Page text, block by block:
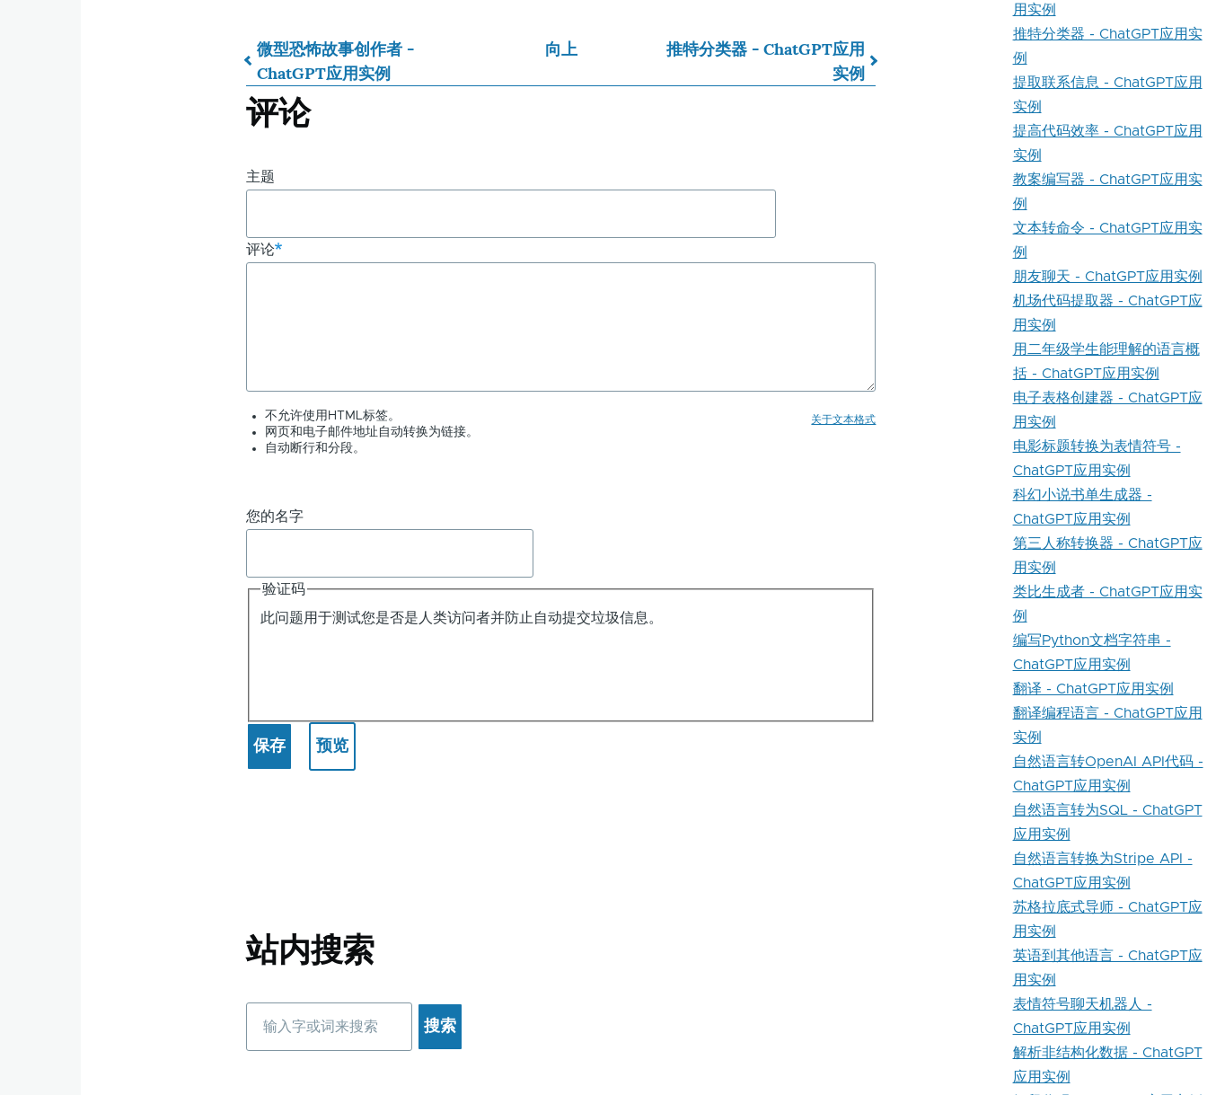
书
籍
遍
历
情
化
为
颜
-
ChatGPT
例
微型恐怖故事创作者 -
ChatGPT应用实例
向上
推特分类器 - ChatGPT应用
实例
评论
主题
评论
关于文本格式
不允许使用HTML标签。
网页和电子邮件地址自动转换为链接。
自动断行和分段。
您的名字
验证码
此问题用于测试您是否是人类访问者并防止自动提交垃圾信息。
站内搜索
用实例
推特分类器 - ChatGPT应用实
例
提取联系信息 - ChatGPT应用
实例
提高代码效率 - ChatGPT应用
实例
教案编写器 - ChatGPT应用实
例
文本转命令 - ChatGPT应用实
例
朋友聊天 - ChatGPT应用实例
机场代码提取器 - ChatGPT应
用实例
用二年级学生能理解的语言概
括 - ChatGPT应用实例
电子表格创建器 - ChatGPT应
用实例
电影标题转换为表情符号 -
ChatGPT应用实例
科幻小说书单生成器 -
ChatGPT应用实例
第三人称转换器 - ChatGPT应
用实例
类比生成者 - ChatGPT应用实
例
编写Python文档字符串 -
ChatGPT应用实例
翻译 - ChatGPT应用实例
翻译编程语言 - ChatGPT应用
实例
自然语言转OpenAI API代码 -
ChatGPT应用实例
自然语言转为SQL - ChatGPT
应用实例
自然语言转换为Stripe API -
ChatGPT应用实例
苏格拉底式导师 - ChatGPT应
用实例
英语到其他语言 - ChatGPT应
用实例
表情符号聊天机器人 -
ChatGPT应用实例
解析非结构化数据 - ChatGPT
应用实例